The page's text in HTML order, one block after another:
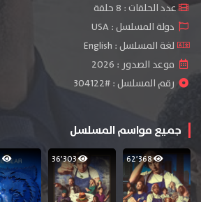
عدد الحلقات : 8 حلقة
دولة المسلسل : USA
لغة المسلسل : English
موعد الصدور : 2026
رقم المسلسل : #304122
جميع مواسم المسلسل
62٬368 36٬303 18٬397